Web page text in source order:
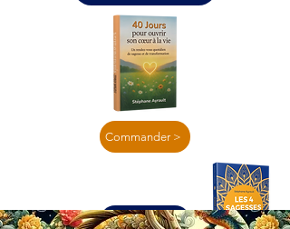
Commander >
En lire plus >